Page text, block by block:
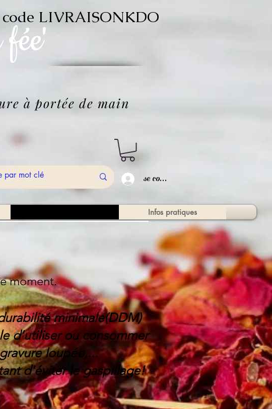
LIVRAISONKDO
à portée de main
se connecter
Infos pratiques
moment.
minimale(DDM)
d'utiliser ou consommer
loupée,...
d'éviter le gaspillage!